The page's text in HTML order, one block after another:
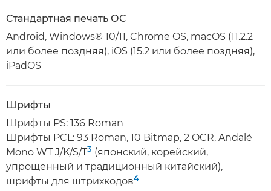
Стандартная печать ОС
Android, Windows® 10/11, Chrome OS, macOS (11.2.2
или более поздняя), iOS (15.2 или более поздняя),
iPadOS
Шрифты
Шрифты PS: 136 Roman
Шрифты PCL: 93 Roman, 10 Bitmap, 2 OCR, Andalé
Mono WT J/K/S/T3 (японский, корейский,
упрощенный и традиционный китайский),
шрифты для штрихкодов4